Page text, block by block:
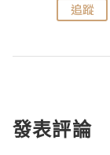
追蹤
發表評論